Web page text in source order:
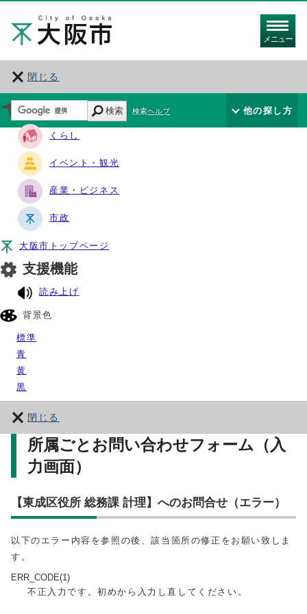
メニュー
閉じる
サイト・ナビ
くらし
イベント・観光
産業・ビジネス
市政
大阪市トップページ
支援機能
読み上げ
背景色
標準
青
黄
黒
閉じる
検索 検索ヘルプ 他の探し方
所属ごとお問い合わせフォーム（入
力画面）
【東成区役所 総務課 計理】へのお問合せ（エラー）
以下のエラー内容を参照の後、該当箇所の修正をお願い致しま
す。
ERR_CODE(1)
不正入力です。初めから入力し直してください。